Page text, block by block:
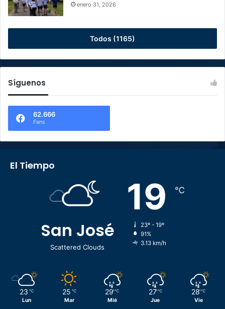
enero 31, 2026
Todos (1165)
Síguenos
62.666
Fans
El Tiempo
San José
Scattered Clouds
19 ℃
23º - 19º
91%
3.13 km/h
23 ℃
Lun
25 ℃
Mar
29 ℃
Mié
27 ℃
Jue
28 ℃
Vie